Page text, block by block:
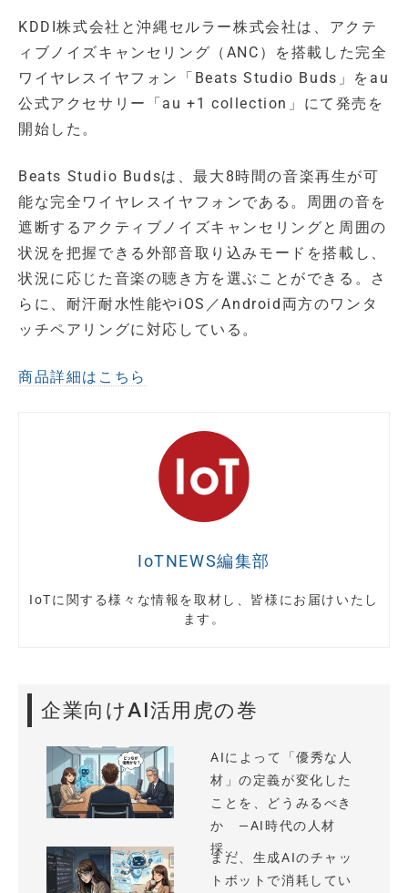
KDDI株式会社と沖縄セルラー株式会社は、アクテ
ィブノイズキャンセリング（ANC）を搭載した完全
ワイヤレスイヤフォン「Beats Studio Buds」をau
公式アクセサリー「au +1 collection」にて発売を
開始した。
Beats Studio Budsは、最大8時間の音楽再生が可
能な完全ワイヤレスイヤフォンである。周囲の音を
遮断するアクティブノイズキャンセリングと周囲の
状況を把握できる外部音取り込みモードを搭載し、
状況に応じた音楽の聴き方を選ぶことができる。さ
らに、耐汗耐水性能やiOS／Android両方のワンタ
ッチペアリングに対応している。
商品詳細はこちら
IoTNEWS編集部
IoTに関する様々な情報を取材し、皆様にお届けいたし
ます。
企業向けAI活用虎の巻
AIによって「優秀な人
材」の定義が変化した
ことを、どうみるべき
か —AI時代の人材
採...
まだ、生成AIのチャッ
トボットで消耗してい